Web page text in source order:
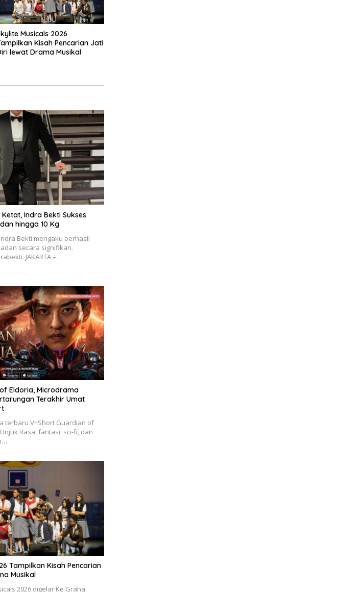
Musicals 2026
Kisah Pencarian Jati
lewat Drama Musikal
Indra Bekti Sukses
hingga 10 Kg
Bekti mengaku berhasil
secara signifikan.
JAKARTA –…
Eldoria, Microdrama
Terakhir Umat
terbaru V+Short Guardian of
Rasa, fantasi, sci-fi, dan
Tampilkan Kisah Pencarian
Musikal
2026 digelar Ke Graha